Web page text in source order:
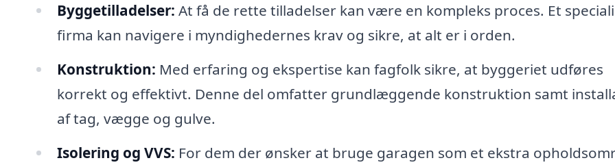
Byggetilladelser: At få de rette tilladelser kan være en kompleks proces. Et
firma kan navigere i myndighedernes krav og sikre, at alt er i orden.
Konstruktion: Med erfaring og ekspertise kan fagfolk sikre, at byggeriet udføres
korrekt og effektivt. Denne del omfatter grundlæggende konstruktion samt
af tag, vægge og gulve.
Isolering og VVS: For dem der ønsker at bruge garagen som et ekstra